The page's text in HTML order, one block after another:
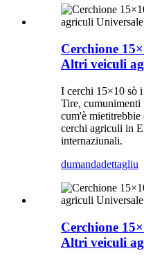
Cerchione
Altri veiculi
I cerchi 15×10 sò
Tire, cumunimenti
cum'è
cerchi agriculi in
internaziunali.
dumandadettagliu
Cerchione
Altri veiculi